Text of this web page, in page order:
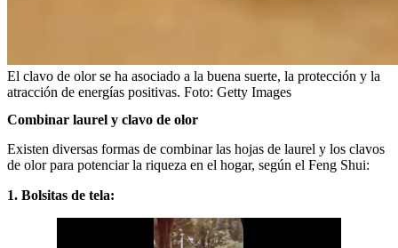
El clavo de olor se ha asociado a la buena suerte, la protección y la
atracción de energías positivas. Foto: Getty Images
Combinar laurel y clavo de olor
Existen diversas formas de combinar las hojas de laurel y los clavos
de olor para potenciar la riqueza en el hogar, según el Feng Shui:
1. Bolsitas de tela: